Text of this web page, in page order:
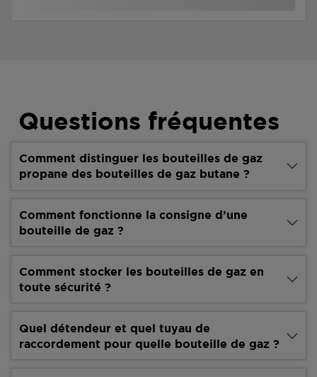
Questions fréquentes
Comment distinguer les bouteilles de gaz
propane des bouteilles de gaz butane ?
Comment fonctionne la consigne d’une
bouteille de gaz ?
Comment stocker les bouteilles de gaz en
toute sécurité ?
Quel détendeur et quel tuyau de
raccordement pour quelle bouteille de gaz ?